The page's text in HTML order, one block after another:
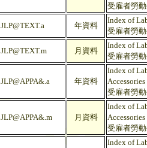
受雇者勞
JLP@TEXT.a 年資料
Index of
受雇者勞
JLP@TEXT.m 月資料
Index of
受雇者勞
JLP@APPA&.a 年資料
Index of
受雇者勞
JLP@APPA&.m 月資料
Index of
受雇者勞
Index of